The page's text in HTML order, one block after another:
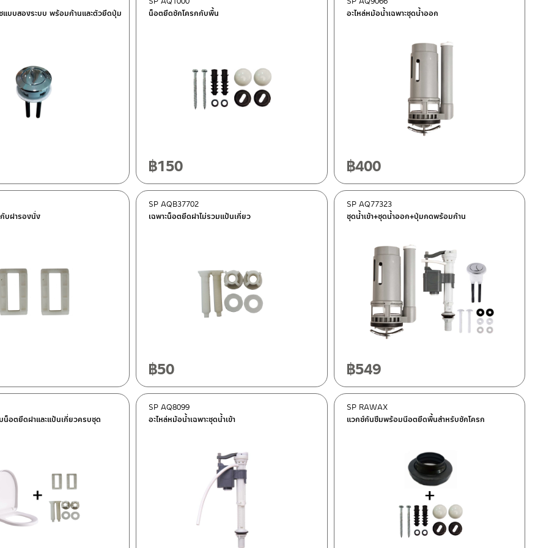
แบบสองระบบ พร้อมก้านและตัวยึดปุ่ม น็อตยึดชักโครกกับพื้น
฿150
อะไหล่หม้อน้ำเฉพาะชุดน้ำออก
฿400
บฝารองนั่ง เฉพาะน็อตยึดฝาไม่รวมแป้นเกี่ยว
SP AQB37702
฿50
ชุดน้ำเข้า+ชุดน้ำออก+ปุ่มกดพร้อมก้าน
SP AQ77323
฿549
อตยึดฝาและแป้นเกี่ยวครบชุด อะไหล่หม้อน้ำเฉพาะชุดน้ำเข้า
SP AQ8099
แวกซ์กันซึมพร้อมนีอตยึดพื้นสำหรับชักโครก
SP RAWAX